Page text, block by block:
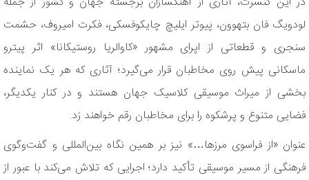
لودویگ فان بتهوون، پیوتر ایلیچ چایکوفسکی، فکرت امیروف، حشمت
سنجری و قطعاتی از اپرای مشهور «کاوالریا روستیکانا» اثر پیترو
ماسکانی پیش روی مخاطبان قرار می‌گیرد؛ آثاری که هر یک نماینده
بخشی از میراث موسیقی کلاسیک جهان هستند و در کنار یکدیگر،
فضایی متنوع و پرشکوه را برای مخاطبان رقم خواهند زد.
عنوان «از فراسوی مرزها…» نیز بر همین نگاه بین‌المللی و گفت‌وگوی
فرهنگی از مسیر موسیقی تأکید دارد؛ اجرایی که تلاش می‌کند با عبور از